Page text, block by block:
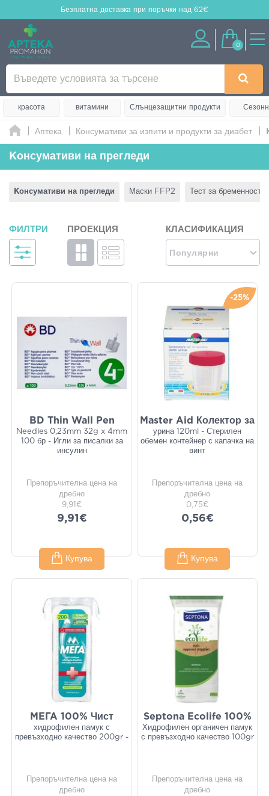
Безплатна доставка при поръчки над 62€
0
красота витамини Слънцезащитни продукти
Аптека Консумативи за изпити и продукти за диабет
Κонсумативи на прегледи
Κонсумативи на прегледи Маски FFP2 Тест за бременност
ФИЛТРИ ПРОЕКЦИЯ КЛАСИФИКАЦИЯ
Популярни
BD Thin Wall Pen
Needles 0,23mm 32g x 4mm
100 бр - Игли за писалки за
инсулин
Препоръчителна цена на
дребно
9,91€
9,91€
Купува
-25%
Master Aid Колектор за
урина 120ml - Стерилен
обемен контейнер с капачка на
винт
Препоръчителна цена на
дребно
0,75€
0,56€
Купува
ΜΕΓΑ 100% Чист
хидрофилен памук с
превъзходно качество 200gr -
Препоръчителна цена на
дребно
Septona Ecolife 100%
Хидрофилен органичен памук
с превъзходно качество 100gr
Препоръчителна цена на
дребно